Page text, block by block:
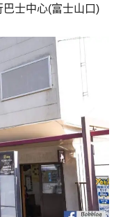
士中心(富士山口)